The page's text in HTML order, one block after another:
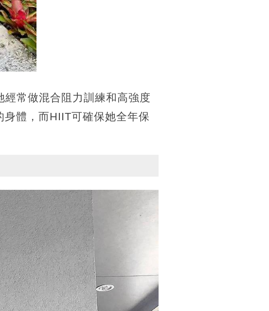
常做混合阻力訓練和高強度
體，而HIIT可確保她全年保